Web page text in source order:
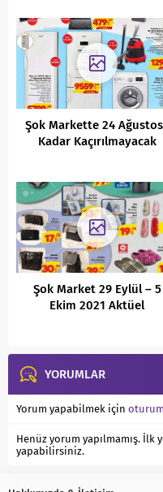
Şok Markette 24
Kadar Kaçırılmayacak
Şok Market 29 Eylül – 5
Ekim 2021 Aktüel
YORUMLAR
Yorum yapabilmek için oturum
Henüz yorum yapılmamış. İlk
yapabilirsiniz.